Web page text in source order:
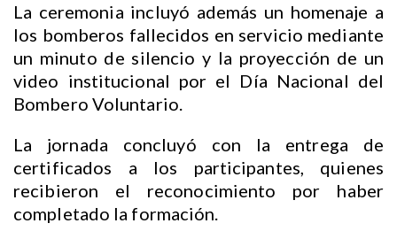
La ceremonia incluyó además un homenaje a
los bomberos fallecidos en servicio mediante
un minuto de silencio y la proyección de un
video institucional por el Día Nacional del
Bombero Voluntario.
La jornada concluyó con la entrega de
certificados a los participantes, quienes
recibieron el reconocimiento por haber
completado la formación.